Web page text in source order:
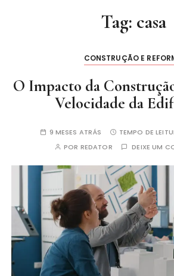
Tag: casa
CONSTRUÇÃO E
O Impacto da
Velocidade da
9 MESES ATRÁS TEMPO DE
POR REDATOR DEIXE UM